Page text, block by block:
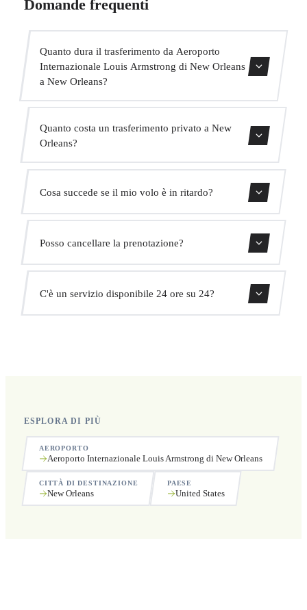
Domande frequenti
Quanto dura il trasferimento da Aeroporto
Internazionale Louis Armstrong di New Orleans
a New Orleans?
Quanto costa un trasferimento privato a New
Orleans?
prezzo fisso immediato. Senza costi nascosti.
Cosa succede se il mio volo è in ritardo?
adatterà automaticamente l'orario di ritiro senza costi
aggiuntivi.
Posso cancellare la prenotazione?
Sì, puoi cancellare gratuitamente fino a 24 ore prima del
ritiro.
C'è un servizio disponibile 24 ore su 24?
ESPLORA DI PIÙ
AEROPORTO
Aeroporto Internazionale Louis Armstrong di New Orleans
CITTÀ DI DESTINAZIONE
New Orleans
PAESE
United States